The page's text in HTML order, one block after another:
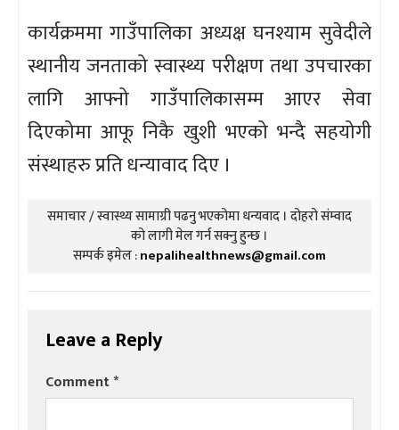
कार्यक्रममा गाउँपालिका अध्यक्ष घनश्याम सुवेदीले
स्थानीय जनताको स्वास्थ्य परीक्षण तथा उपचारका
लागि आफ्नो गाउँपालिकासम्म आएर सेवा
दिएकोमा आफू निकै खुशी भएको भन्दै सहयोगी
संस्थाहरु प्रति धन्यावाद दिए ।
समाचार / स्वास्थ्य सामाग्री पढनु भएकोमा धन्यवाद । दोहरो संम्वाद
को लागी मेल गर्न सक्नु हुन्छ ।
सम्पर्क इमेल :nepalihealthnews@gmail.com
Leave a Reply
Comment*